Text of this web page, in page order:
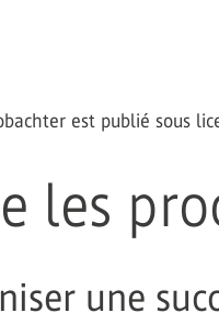
est publié sous
les
une